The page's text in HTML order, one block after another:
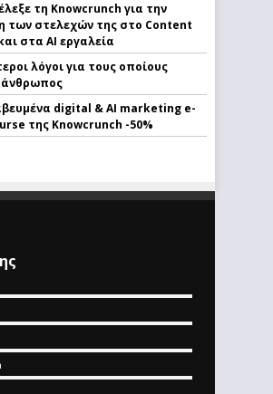
τη Knowcrunch για την
των στελεχών της στο Content
στα AI εργαλεία
λόγοι για τους οποίους
άνθρωπος
digital & AI marketing e-
της Knowcrunch -50%